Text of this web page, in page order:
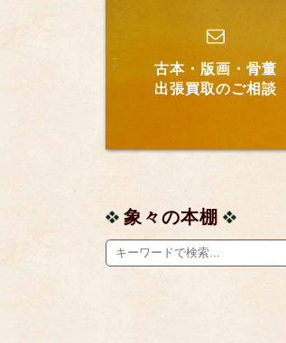
古本・版画・骨董
出張買取のご相談
象々の本棚